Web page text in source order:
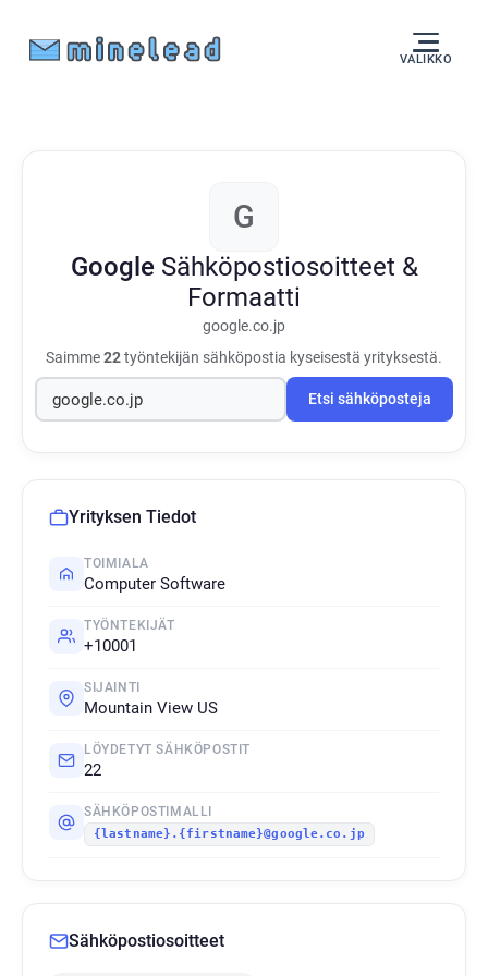
VALIKKO
G
Google Sähköpostiosoitteet &
Formaatti
google.co.jp
Saimme22työntekijän sähköpostia kyseisestä yrityksestä.
Etsi sähköposteja
Yrityksen Tiedot
TOIMIALA
Computer Software
TYÖNTEKIJÄT
+10001
SIJAINTI
Mountain View US
LÖYDETYT SÄHKÖPOSTIT
22
SÄHKÖPOSTIMALLI
{lastname}.{firstname}@google.co.jp
Sähköpostiosoitteet